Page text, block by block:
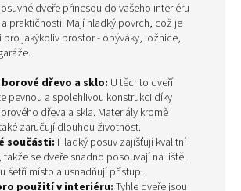
dveře přinesou do vašeho interiéru
praktičnosti. Mají hladký povrch, což je
pro jakýkoliv prostor - obýváky, ložnice,
borové dřevo a sklo: U těchto dveří
pevnou a spolehlivou konstrukci díky
dřeva a skla. Materiály kromě
zaručují dlouhou životnost.
součásti: Hladký posuv zajišťují kvalitní
takže se dveře snadno posouvají na liště.
šetří místo a usnadňují přístup.
použití v interiéru: Tyhle dveře jsou